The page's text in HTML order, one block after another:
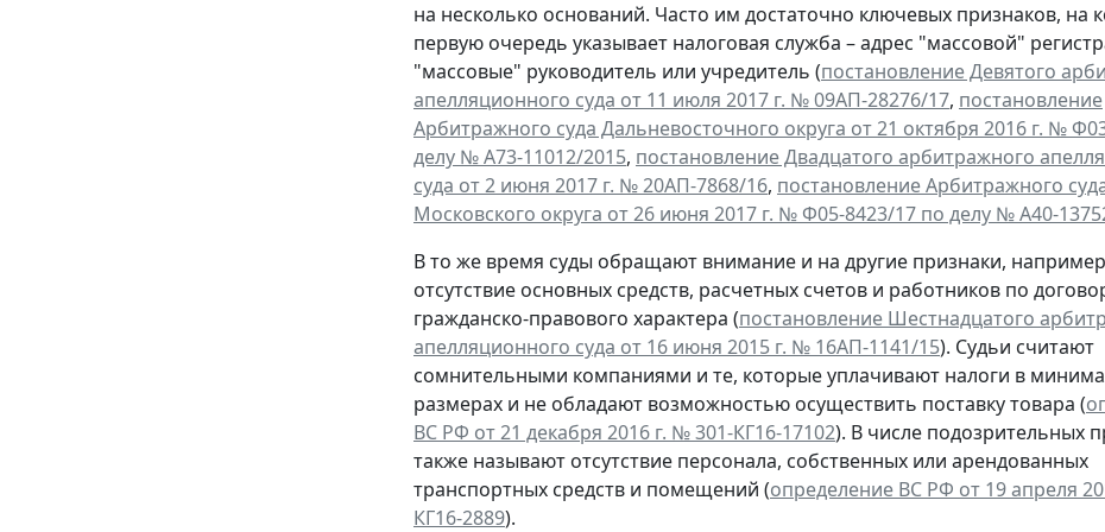
на несколько оснований. Часто им достаточно ключевых признаков, на
первую очередь указывает налоговая служба – адрес "массовой"
"массовые" руководитель или учредитель (постановление Девятого
апелляционного суда от 11 июля 2017 г. № 09АП-28276/17, постановление
Арбитражного суда Дальневосточного округа от 21 октября 2016 г. №
делу № А73-11012/2015, постановление Двадцатого арбитражного
суда от 2 июня 2017 г. № 20АП-7868/16, постановление Арбитражного
Московского округа от 26 июня 2017 г. № Ф05-8423/17 по делу № А40-
В то же время суды обращают внимание и на другие признаки,
отсутствие основных средств, расчетных счетов и работников по
гражданско-правового характера (постановление Шестнадцатого
апелляционного суда от 16 июня 2015 г. № 16АП-1141/15). Судьи считают
сомнительными компаниями и те, которые уплачивают налоги в
размерах и не обладают возможностью осуществить поставку товара (
ВС РФ от 21 декабря 2016 г. № 301-КГ16-17102). В числе подозрительных
также называют отсутствие персонала, собственных или арендованных
транспортных средств и помещений (определение ВС РФ от 19 апреля
КГ16-2889).